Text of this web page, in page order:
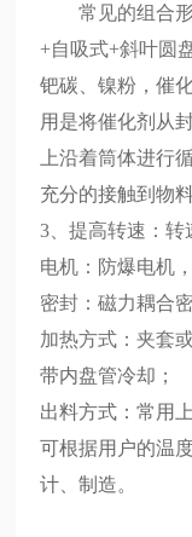
常见的组合
+自吸式+斜叶圆
钯碳、镍粉，催
用是将催化剂从
上沿着筒体进行
充分的接触到物
3、提高转速：转
电机： 防爆电机
密封：磁力耦合
加热方式：夹套
带内盘管冷却；
出料方式：常用
可根据用户的温
计、制造。